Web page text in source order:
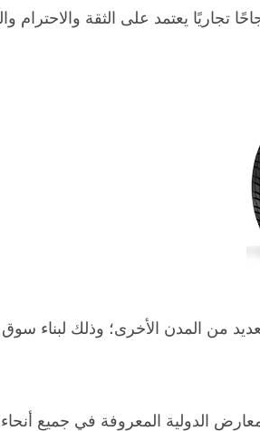
تجاريًا يعتمد على الثقة والاحترام
من المدن الأخرى؛ وذلك لبناء
الدولية المعروفة في جميع